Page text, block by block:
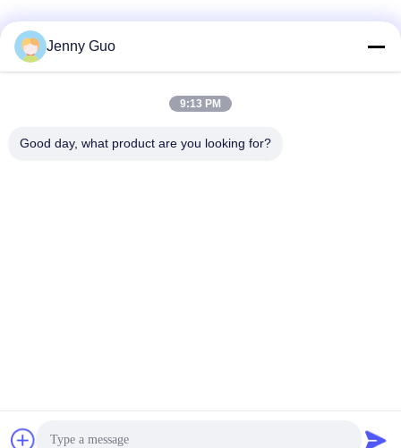
Fournisseur. © de Copyright 2023-2026 Jiangsu TOM Intelligent
Jenny Guo
9:13 PM
Good day, what product are you looking for?